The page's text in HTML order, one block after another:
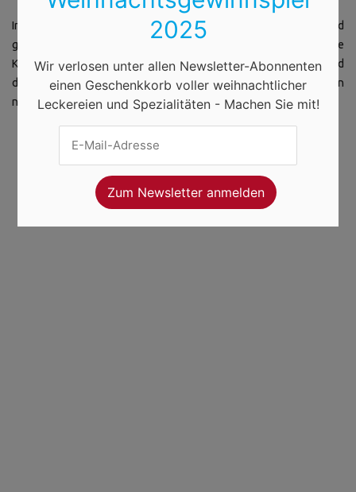
In diesem Sinne, machen Sie sich bereit für eine zauberhafte und
genussreiche Zeit auf den Weihnachtsmärkten. Vegane
Köstlichkeiten warten darauf, von Ihnen entdeckt zu werden, und
der Zauber der Weihnacht wird Ihnen mit jedem Bissen
näherkommen!
2025
Wir verlosen unter allen Newsletter-Abonnenten
einen Geschenkkorb voller weihnachtlicher
Leckereien und Spezialitäten - Machen Sie mit!